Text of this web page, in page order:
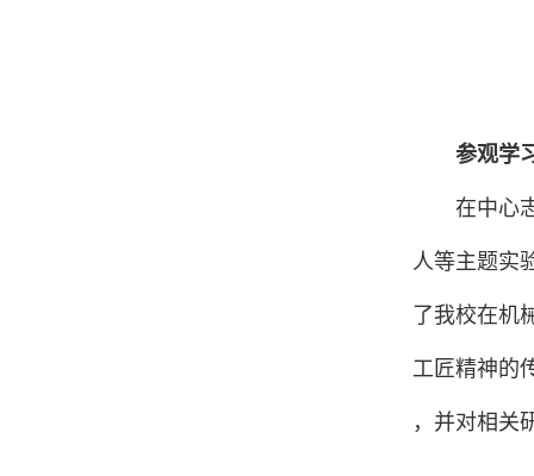
参观学
在中心
人等主题实
了我校在
工匠精神的
，并对相关